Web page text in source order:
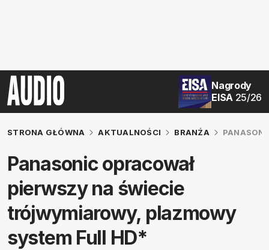
Nagrody
EISA 25/26
STRONA GŁÓWNA AKTUALNOŚCI BRANŻA
Panasonic opracował
pierwszy na świecie
trójwymiarowy, plazmowy
system Full HD*